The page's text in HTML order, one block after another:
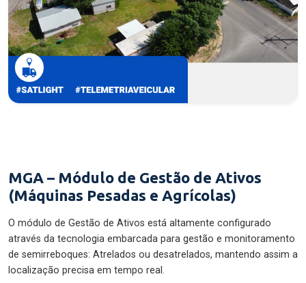
MGA – Módulo de Gestão de Ativos
(Máquinas Pesadas e Agrícolas)
O módulo de Gestão de Ativos está altamente configurado
através da tecnologia embarcada para gestão e monitoramento
de semirreboques: Atrelados ou desatrelados, mantendo assim a
localização precisa em tempo real.